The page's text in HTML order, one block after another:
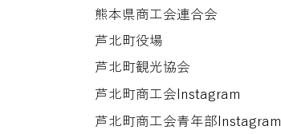
熊本県商工会連合会
芦北町役場
芦北町観光協会
芦北町商工会Instagram
芦北町商工会​青年部Instagram